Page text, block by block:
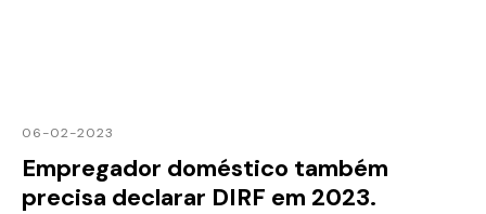
06-02-2023
Empregador doméstico também
precisa declarar DIRF em 2023.